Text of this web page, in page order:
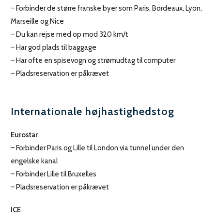
– Forbinder de større franske byer som Paris, Bordeaux, Lyon,
Marseille og Nice
– Du kan rejse med op mod 320 km/t
– Har god plads til baggage
– Har ofte en spisevogn og strømudtag til computer
– Pladsreservation er påkrævet
Internationale højhastighedstog
Eurostar
– Forbinder Paris og Lille til London via tunnel under den
engelske kanal
– Forbinder Lille til Bruxelles
– Pladsreservation er påkrævet
ICE